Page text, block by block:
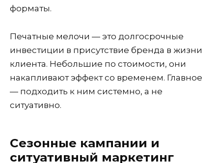
форматы.
Печатные мелочи — это долгосрочные
инвестиции в присутствие бренда в жизни
клиента. Небольшие по стоимости, они
накапливают эффект со временем. Главное
— подходить к ним системно, а не
ситуативно.
Сезонные кампании и
ситуативный маркетинг